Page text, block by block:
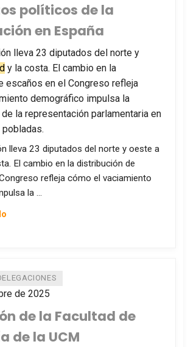
políticos de la
en España
lleva 23 diputados del norte y
y la costa. El cambio en la
escaños en el Congreso refleja
demográfico impulsa la
la representación parlamentaria en
lleva 23 diputados del norte y oeste a
El cambio en la distribución de
refleja cómo el vaciamiento
la …
de 2025
de la Facultad de
de la UCM